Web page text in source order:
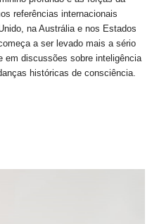
referências internacionais
na Austrália e nos Estados
a ser levado mais a sério
em discussões sobre inteligência
históricas de consciência.